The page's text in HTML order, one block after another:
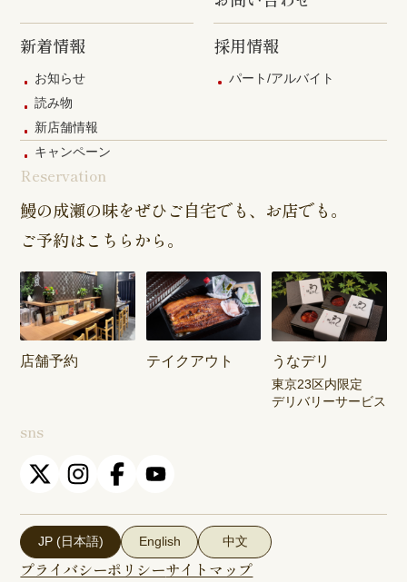
新着情報
お知らせ
読み物
新店舗情報
キャンペーン
採用情報
パート/アルバイト
Reservation
鰻の成瀬の味をぜひご自宅でも、お店でも。
ご予約はこちらから。
店舗予約 テイクアウト うなデリ
東京23区内限定
デリバリーサービス
sns
JP (日本語) English 中文
プライバシーポリシーサイトマップ